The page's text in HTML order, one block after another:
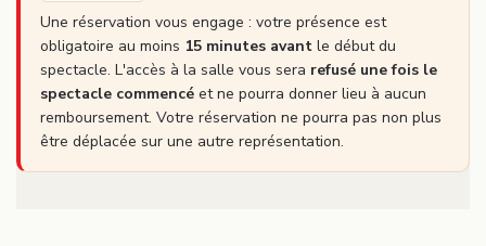
Une réservation vous engage : votre présence est
obligatoire au moins 15 minutes avant le début du
spectacle. L'accès à la salle vous sera refusé une fois le
spectacle commencé et ne pourra donner lieu à aucun
remboursement. Votre réservation ne pourra pas non plus
être déplacée sur une autre représentation.